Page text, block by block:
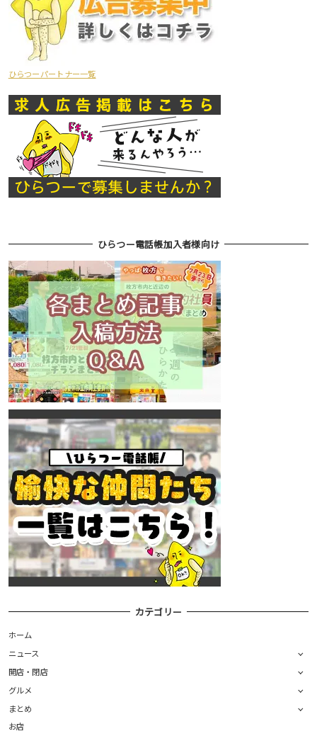
ひらつーパートナー一覧
ひらつー電話帳加入者様向け
カテゴリー
ホーム
ニュース
開店・閉店
グルメ
まとめ
お店